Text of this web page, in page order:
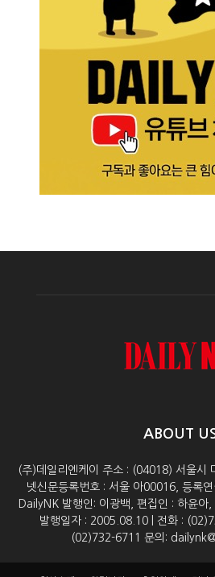
ABOUT
(주)데일리엔케이 주소 : (04018) 서울시
넷신문등록번호 : 서울 아00016, 등록
DailyNK 발행인: 이광백, 편집인 : 하윤아
발행일자 : 2005.08.10 | 전화 :
(02)732-6711 문의: